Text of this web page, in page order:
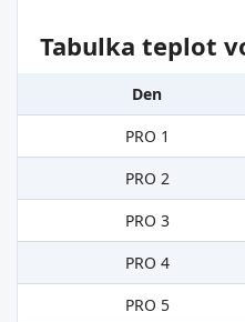
Tabulka teplot
Den
PRO 1
PRO 2
PRO 3
PRO 4
PRO 5